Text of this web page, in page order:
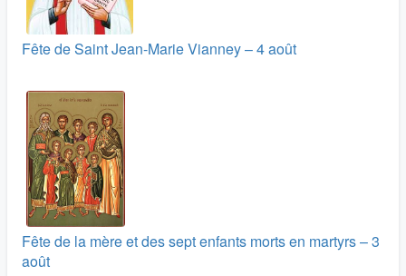
Fête de Saint Jean-Marie Vianney – 4 août
Fête de la mère et des sept enfants morts en martyrs – 3
août